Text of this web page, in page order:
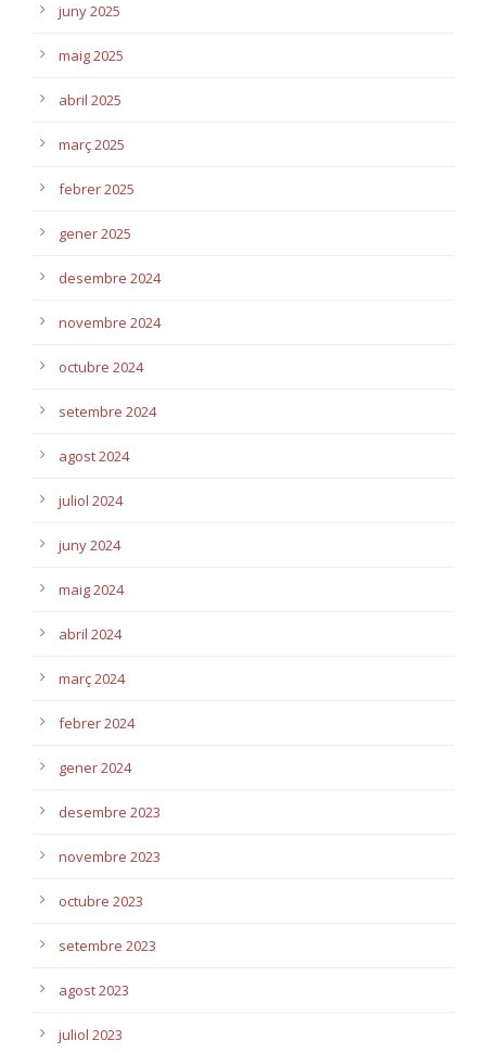
juny 2025
maig 2025
abril 2025
març 2025
febrer 2025
gener 2025
desembre 2024
novembre 2024
octubre 2024
setembre 2024
agost 2024
juliol 2024
juny 2024
maig 2024
abril 2024
març 2024
febrer 2024
gener 2024
desembre 2023
novembre 2023
octubre 2023
setembre 2023
agost 2023
juliol 2023